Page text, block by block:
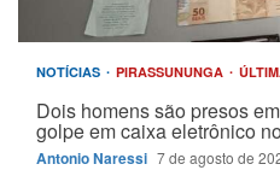
NOTÍCIAS PIRASSUNUNGA
Dois homens são presos
golpe em caixa eletrônico
Antonio Naressi 7 de agosto de